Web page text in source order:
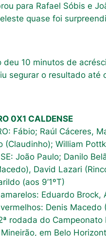
para Rafael Sóbis e
quase foi
deu 10 minutos de
segurar o resultado até
0X1 CALDENSE
Fábio; Raúl Cáceres,
(Claudinho); William
João Paulo; Danilo
David Lazari
(aos 9’1ºT)
Eduardo Brock,
Denis Macedo
rodada do Campeonato
em Belo